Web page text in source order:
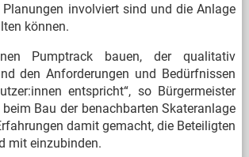
involviert sind und die Anlage
können.
Pumptrack bauen, der qualitativ
den Anforderungen und Bedürfnissen
entspricht“, so Bürgermeister
Bau der benachbarten Skateranlage
damit gemacht, die Beteiligten
mit einzubinden.